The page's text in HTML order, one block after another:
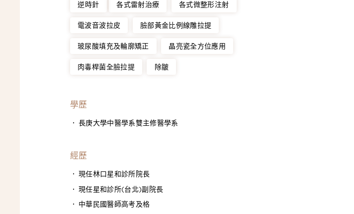
逆時針 各式雷射治療 各式微整形注射
電波音波拉皮 臉部黃金比例線雕拉提
玻尿酸填充及輪廓矯正 晶亮瓷全方位應用
肉毒桿菌全臉拉提 除皺
學歷
長庚大學中醫學系雙主修醫學系
經歷
現任林口星和診所院長
現任星和診所(台北)副院長
中華民國醫師高考及格